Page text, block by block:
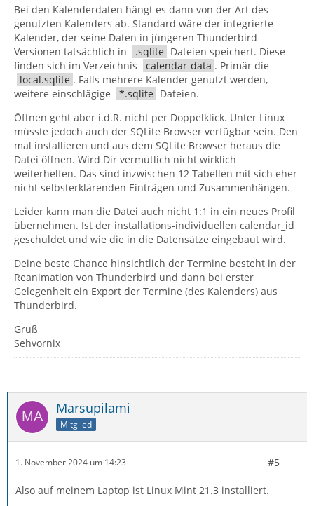
Bei den Kalenderdaten hängt es dann von der Art des
genutzten Kalenders ab. Standard wäre der integrierte
Kalender, der seine Daten in jüngeren Thunderbird-
Versionen tatsächlich in
.sqlite -Dateien speichert. Diese
finden sich im Verzeichnis
calendar-data . Primär die
local.sqlite . Falls mehrere Kalender genutzt werden,
weitere einschlägige
*.sqlite -Dateien.
Öffnen geht aber i.d.R. nicht per Doppelklick. Unter Linux
müsste jedoch auch der SQLite Browser verfügbar sein. Den
mal installieren und aus dem SQLite Browser heraus die
Datei öffnen. Wird Dir vermutlich nicht wirklich
weiterhelfen. Das sind inzwischen 12 Tabellen mit sich eher
nicht selbsterklärenden Einträgen und Zusammenhängen.
Leider kann man die Datei auch nicht 1:1 in ein neues Profil
übernehmen. Ist der installations-individuellen calendar_id
geschuldet und wie die in die Datensätze eingebaut wird.
Deine beste Chance hinsichtlich der Termine besteht in der
Reanimation von Thunderbird und dann bei erster
Gelegenheit ein Export der Termine (des Kalenders) aus
Thunderbird.
Gruß
Sehvornix
Marsupilami
Mitglied
1. November 2024 um 14:23 #5
Also auf meinem Laptop ist Linux Mint 21.3 installiert.